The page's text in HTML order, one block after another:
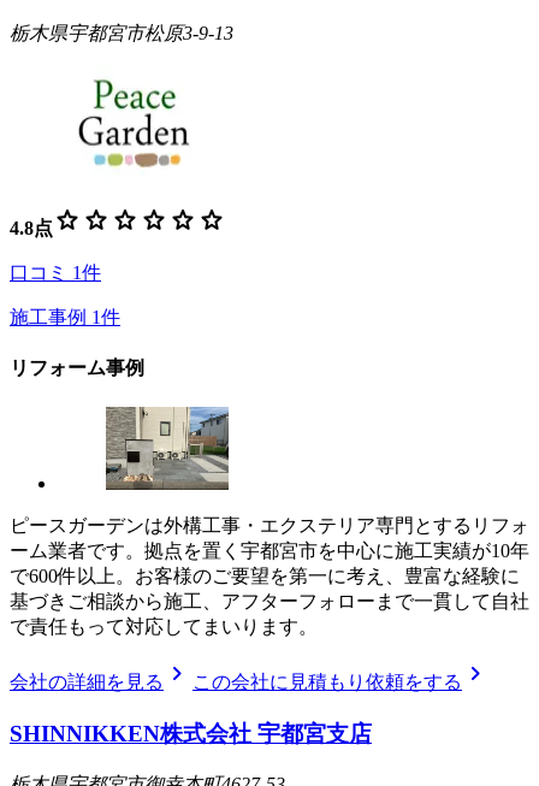
栃木県宇都宮市松原3-9-13
4.8点 star star star star star star
口コミ 1件
施工事例 1件
リフォーム事例
ピースガーデンは外構工事・エクステリア専門とするリフォ
ーム業者です。拠点を置く宇都宮市を中心に施工実績が10年
で600件以上。お客様のご要望を第一に考え、豊富な経験に
基づきご相談から施工、アフターフォローまで一貫して自社
で責任もって対応してまいります。
会社の詳細を見る chevron_right この会社に見積もり依頼をする chevron_right
SHINNIKKEN株式会社 宇都宮支店